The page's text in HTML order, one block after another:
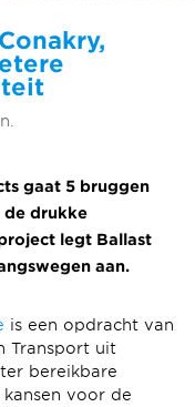
gaat 5 bruggen
de drukke
legt Ballast
aan.
is een opdracht van
Transport uit
bereikbare
voor de